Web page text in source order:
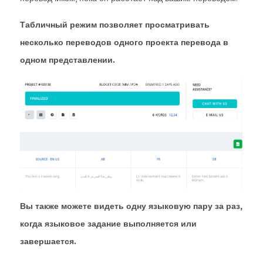
Табличный режим позволяет просматривать
несколько переводов одного проекта перевода в
одном представлении.
Вы также можете видеть одну языковую пару за раз,
когда языковое задание выполняется или
завершается.